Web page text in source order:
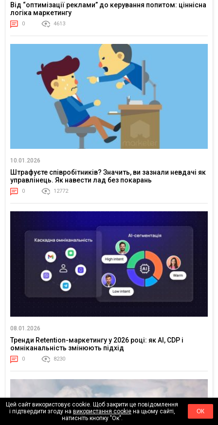
Від “оптимізації реклами” до керування попитом: ціннісна
логіка маркетингу
0 4613
10.01.2026
Штрафуєте співробітників? Значить, ви зазнали невдачі як
управлінець. Як навести лад без покарань
0 12772
08.01.2026
Тренди Retention-маркетингу у 2026 році: як AI, CDP і
омніканальність змінюють підхід
0 8230
Цей сайт використовує cookie. Щоб закрити це повідомлення
і підтвердити згоду на використання cookieна цьому сайті,
натисніть кнопку "Ок".
ОК